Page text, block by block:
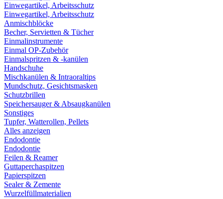
Einwegartikel, Arbeitsschutz
Einwegartikel, Arbeitsschutz
Anmischblöcke
Becher, Servietten & Tücher
Einmalinstrumente
Einmal OP-Zubehör
Einmalspritzen & -kanülen
Handschuhe
Mischkanülen & Intraoraltips
Mundschutz, Gesichtsmasken
Schutzbrillen
Speichersauger & Absaugkanülen
Sonstiges
Tupfer, Watterollen, Pellets
Alles anzeigen
Endodontie
Endodontie
Feilen & Reamer
Guttaperchaspitzen
Papierspitzen
Sealer & Zemente
Wurzelfüllmaterialien